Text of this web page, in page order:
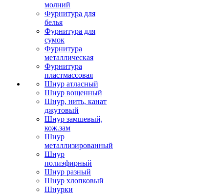
молний
Фурнитура для
белья
Фурнитура для
сумок
Фурнитура
металлическая
Фурнитура
пластмассовая
Шнур атласный
Шнур вощенный
Шнур, нить, канат
джутовый
Шнур замшевый,
кож.зам
Шнур
металлизированный
Шнур
полиэфирный
Шнур разный
Шнур хлопковый
Шнурки